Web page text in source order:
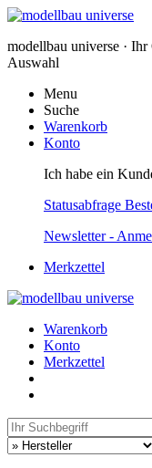
modellbau universe ·
Auswahl
Menu
Suche
Warenkorb
Konto
Ich habe ein
Statusabfrage
Newsletter -
Merkzettel
Warenkorb
Konto
Merkzettel